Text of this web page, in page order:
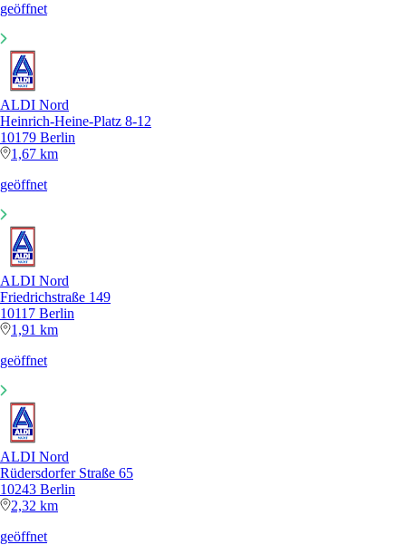
geöffnet
ALDI Nord
Heinrich-Heine-Platz 8-12
10179 Berlin
1,67 km
geöffnet
ALDI Nord
Friedrichstraße 149
10117 Berlin
1,91 km
geöffnet
ALDI Nord
Rüdersdorfer Straße 65
10243 Berlin
2,32 km
geöffnet